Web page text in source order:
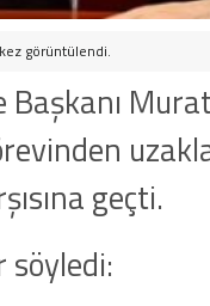
kez görüntülendi.
Başkanı
geçti.